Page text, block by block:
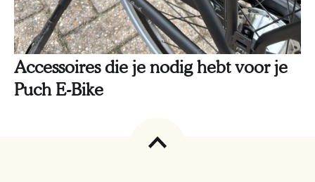
Accessoires die je nodig hebt voor je
Puch E-Bike